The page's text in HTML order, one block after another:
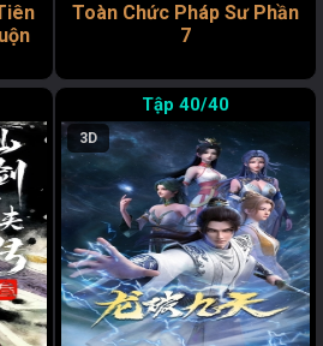
Toàn Chức Pháp Sư Phần
7
40/40
3D